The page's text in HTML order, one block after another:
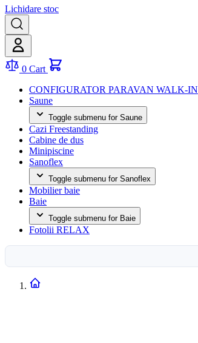
Lichidare stoc
0 Cart
CONFIGURATOR PARAVAN WALK-IN
Saune
Toggle submenu for Saune
Cazi Freestanding
Cabine de dus
Minipiscine
Sanoflex
Toggle submenu for Sanoflex
Mobilier baie
Baie
Toggle submenu for Baie
Fotolii RELAX